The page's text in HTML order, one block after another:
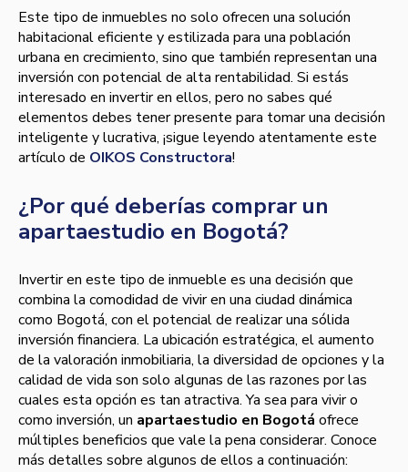
Este tipo de inmuebles no solo ofrecen una solución
habitacional eficiente y estilizada para una población
urbana en crecimiento, sino que también representan una
inversión con potencial de alta rentabilidad. Si estás
interesado en invertir en ellos, pero no sabes qué
elementos debes tener presente para tomar una decisión
inteligente y lucrativa, ¡sigue leyendo atentamente este
artículo de OIKOS Constructora!
¿Por qué deberías comprar un
apartaestudio en Bogotá?
Invertir en este tipo de inmueble es una decisión que
combina la comodidad de vivir en una ciudad dinámica
como Bogotá, con el potencial de realizar una sólida
inversión financiera. La ubicación estratégica, el aumento
de la valoración inmobiliaria, la diversidad de opciones y la
calidad de vida son solo algunas de las razones por las
cuales esta opción es tan atractiva. Ya sea para vivir o
como inversión, un apartaestudio en Bogotá ofrece
múltiples beneficios que vale la pena considerar. Conoce
más detalles sobre algunos de ellos a continuación: